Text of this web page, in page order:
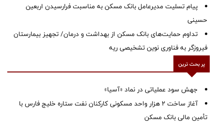
پیام تسلیت مدیرعامل بانک مسکن به مناسبت فرارسیدن اربعین
حسینی
تداوم حمایت‌های بانک مسکن از بهداشت و درمان/ تجهیز بیمارستان
فیروزگر به فناوری نوین تشخیصی ریه
پر بحث ترین
جهش سود عملیاتی در نماد «آسیا»
آغاز ساخت ۲ هزار واحد مسکونی کارکنان نفت ستاره خلیج فارس با
تأمین مالی بانک مسکن